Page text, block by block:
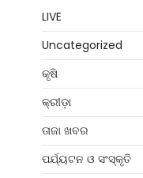
LIVE
Uncategorized
କୃଷି
କ୍ରୀଡ଼ା
ତାଜା ଖବର
ପର୍ଯ୍ୟଟନ ଓ ସଂସ୍କୃତି